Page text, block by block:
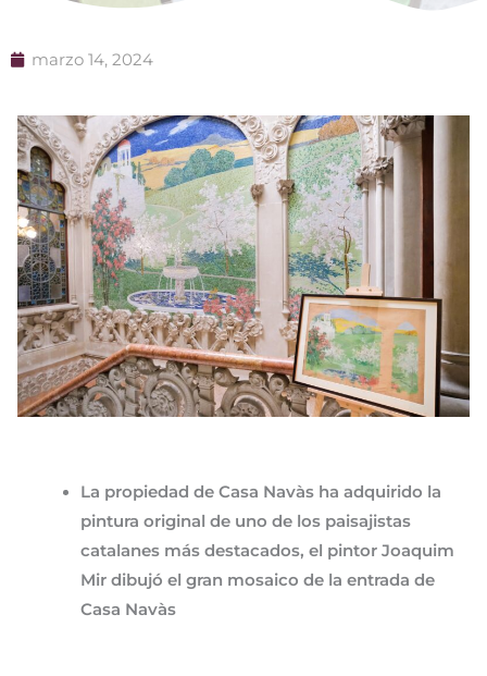
marzo 14, 2024
La propiedad de Casa Navàs ha adquirido la
pintura original de uno de los paisajistas
catalanes más destacados, el pintor Joaquim
Mir dibujó el gran mosaico de la entrada de
Casa Navàs